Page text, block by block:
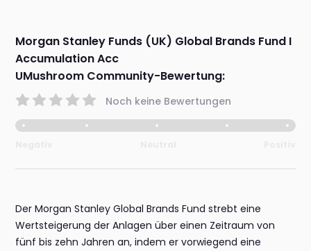
Morgan Stanley Funds (UK) Global Brands Fund I
Accumulation Acc
UMushroom Community-Bewertung:
Noch keine Bewertungen
Der Morgan Stanley Global Brands Fund strebt eine
Wertsteigerung der Anlagen über einen Zeitraum von
fünf bis zehn Jahren an, indem er vorwiegend eine